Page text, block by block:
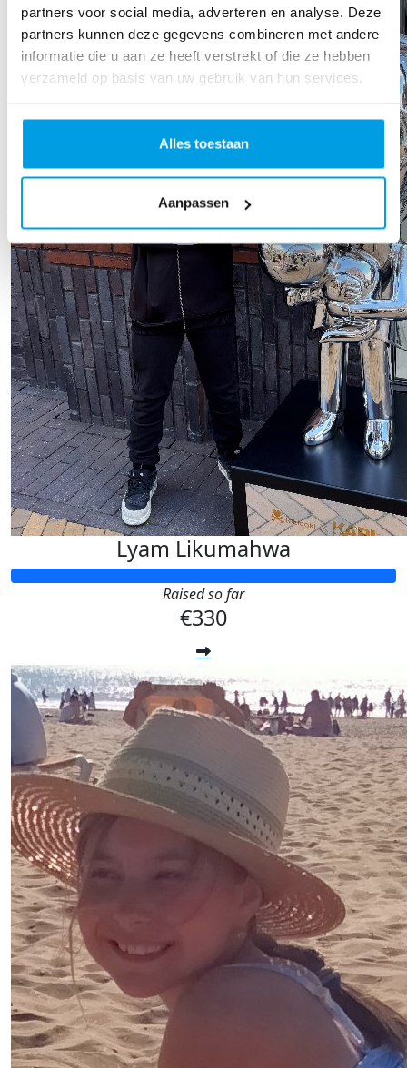
partners voor social media, adverteren en analyse. Deze
partners kunnen deze gegevens combineren met andere
informatie die u aan ze heeft verstrekt of die ze hebben
verzameld op basis van uw gebruik van hun services.
Alles toestaan
Aanpassen
Lyam Likumahwa
Raised so far
€330